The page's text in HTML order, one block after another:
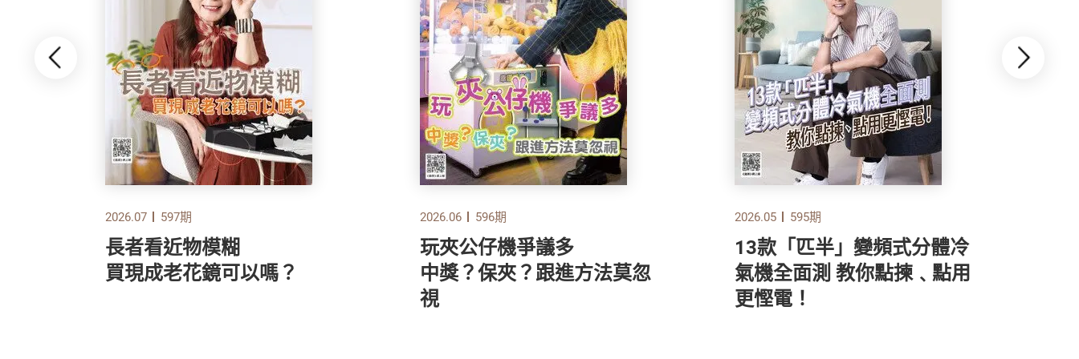
2026.07 597期
長者看近物模糊
買現成老花鏡可以嗎？
2026.06 596期
玩夾公仔機爭議多
中獎？保夾？跟進方法莫忽
視
2026.05 595期
13款「匹半」變頻式分體冷
氣機全面測 教你點揀﹑點用
更慳電！